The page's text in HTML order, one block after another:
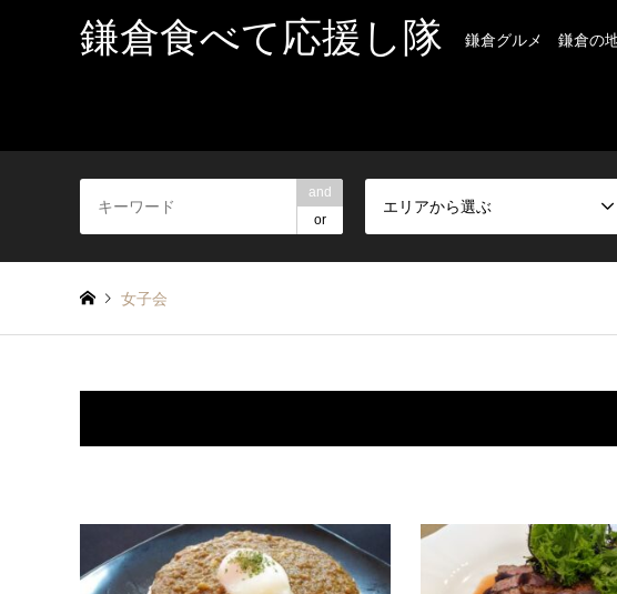
鎌倉食べて応援し隊 鎌倉グルメ 鎌倉の
and
or
エリアから選ぶ
女子会